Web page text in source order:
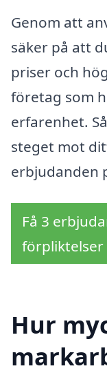
Genom att
säker på att
priser och
företag som
erfarenhet.
steget mot
erbjudanden
Få 3
förpliktelser
Hur